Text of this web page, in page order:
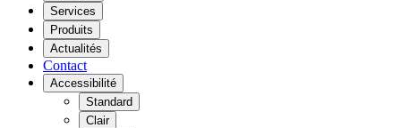
Services
Produits
Actualités
Contact
Accessibilité
Standard
Clair